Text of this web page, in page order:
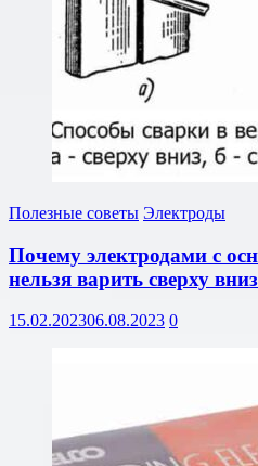
Полезные советы Электроды
Почему электродами с
нельзя варить сверху
15.02.202306.08.2023 0